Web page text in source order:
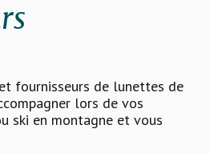
fournisseurs de lunettes de
lors de vos
ski en montagne et vous